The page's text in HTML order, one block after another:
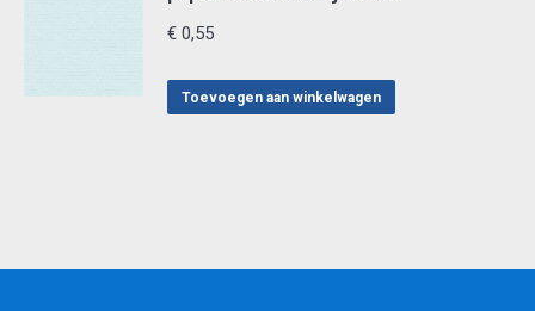
€ 0,55
Toevoegen aan winkelwagen